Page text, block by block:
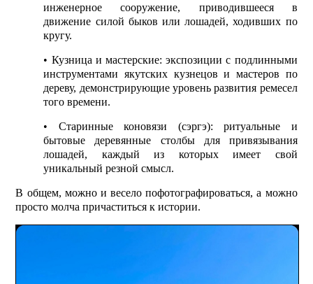
инженерное сооружение, приводившееся в
движение силой быков или лошадей, ходивших по
кругу.
• Кузница и мастерские: экспозиции с подлинными
инструментами якутских кузнецов и мастеров по
дереву, демонстрирующие уровень развития ремесел
того времени.
• Старинные коновязи (сэргэ): ритуальные и
бытовые деревянные столбы для привязывания
лошадей, каждый из которых имеет свой
уникальный резной смысл.
В общем, можно и весело пофотографироваться, а можно
просто молча причаститься к истории.